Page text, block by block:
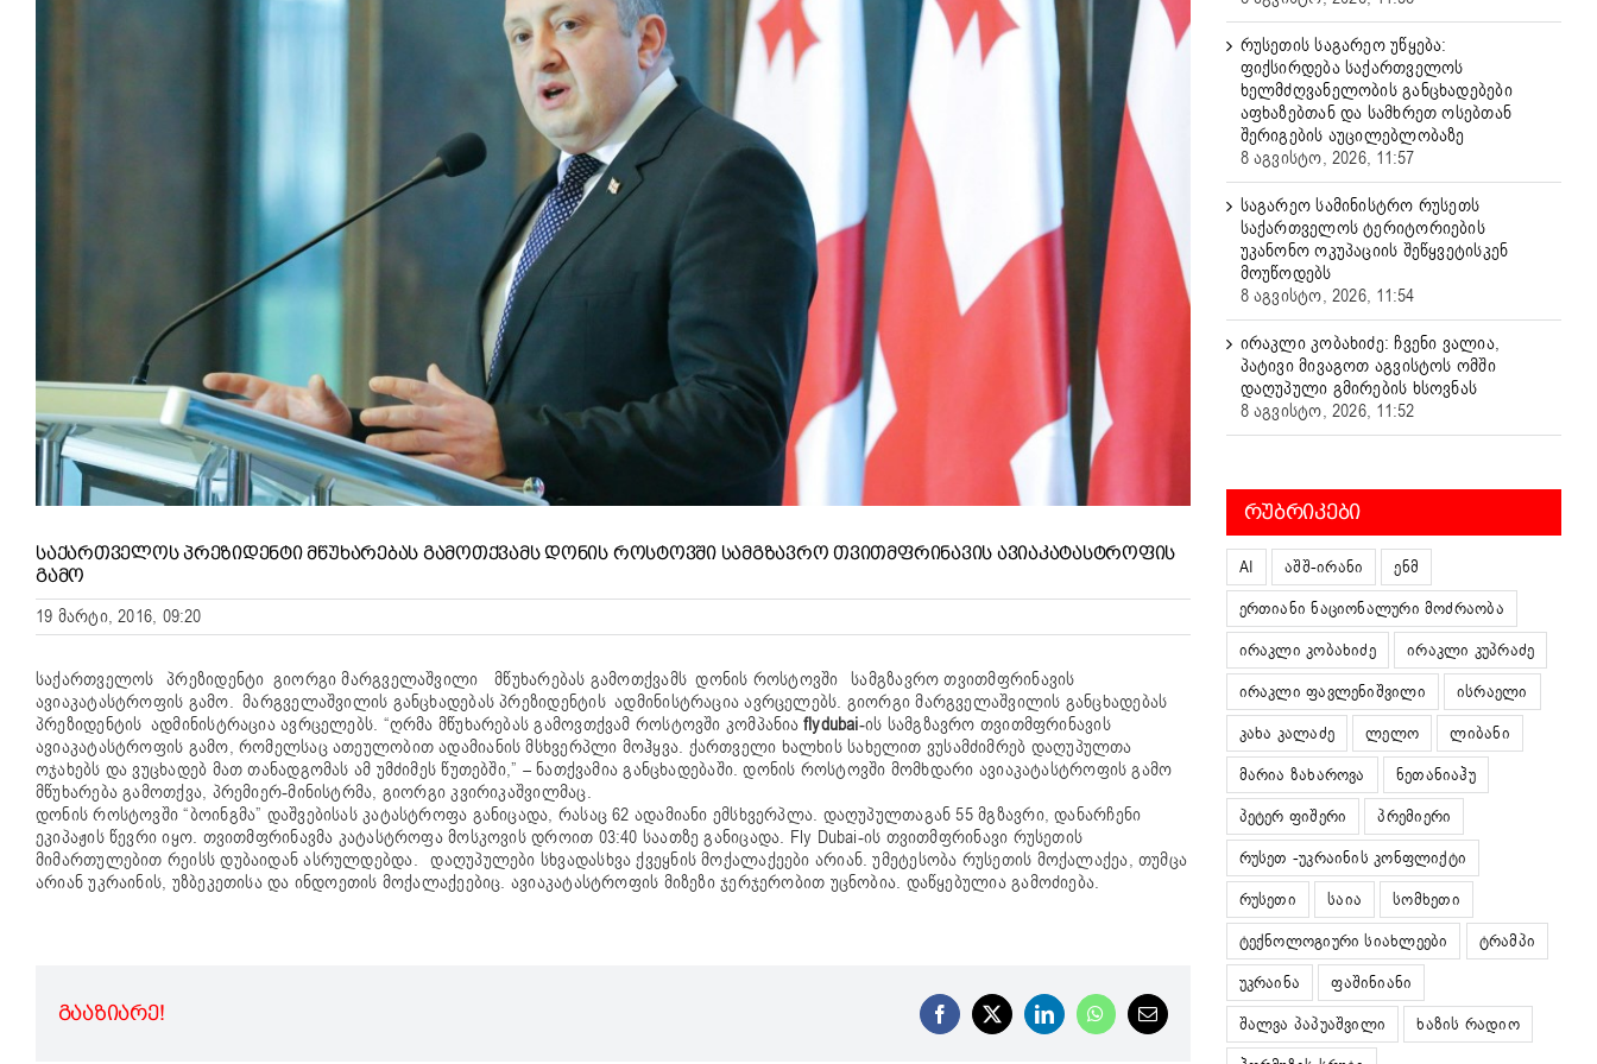
ᲡᲐᲥᲐᲠᲗᲕᲔᲚᲝᲡ ᲞᲠᲔᲖᲘᲓᲔᲜᲢᲘ ᲛᲬᲣᲮᲐᲠᲔᲑᲐᲡ ᲒᲐᲛᲝᲗᲥᲕᲐᲛᲡ ᲓᲝᲜᲘᲡ ᲠᲝᲡᲢᲝᲕᲨᲘ ᲡᲐᲛᲒᲖᲐᲕᲠᲝ ᲗᲕᲘᲗᲛᲤᲠᲘᲜᲐᲕᲘᲡ ᲐᲕᲘᲐᲙᲐᲢᲐᲡᲢᲠᲝᲤᲘᲡ
ᲒᲐᲛᲝ
19 მარტი, 2016, 09:20
საქართველოს პრეზიდენტი გიორგი მარგველაშვილი მწუხარებას გამოთქვამს დონის როსტოვში სამგზავრო თვითმფრინავის
ავიაკატასტროფის გამო. მარგველაშვილის განცხადებას პრეზიდენტის ადმინისტრაცია ავრცელებს. გიორგი მარგველაშვილის განცხადებას
პრეზიდენტის ადმინისტრაცია ავრცელებს. “ღრმა მწუხარებას გამოვთქვამ როსტოვში კომპანია flydubai-ის სამგზავრო თვითმფრინავის
ავიაკატასტროფის გამო, რომელსაც ათეულობით ადამიანის მსხვერპლი მოჰყვა. ქართველი ხალხის სახელით ვუსამძიმრებ დაღუპულთა
ოჯახებს და ვუცხადებ მათ თანადგომას ამ უმძიმეს წუთებში,” – ნათქვამია განცხადებაში. დონის როსტოვში მომხდარი ავიაკატასტროფის გამო
მწუხარება გამოთქვა, პრემიერ-მინისტრმა, გიორგი კვირიკაშვილმაც.
დონის როსტოვში “ბოინგმა” დაშვებისას კატასტროფა განიცადა, რასაც 62 ადამიანი ემსხვერპლა. დაღუპულთაგან 55 მგზავრი, დანარჩენი
ეკიპაჟის წევრი იყო. თვითმფრინავმა კატასტროფა მოსკოვის დროით 03:40 საათზე განიცადა. Fly Dubai-ის თვითმფრინავი რუსეთის
მიმართულებით რეისს დუბაიდან ასრულდებდა. დაღუპულები სხვადასხვა ქვეყნის მოქალაქეები არიან. უმეტესობა რუსეთის მოქალაქეა, თუმცა
არიან უკრაინის, უზბეკეთისა და ინდოეთის მოქალაქეებიც. ავიაკატასტროფის მიზეზი ჯერჯერობით უცნობია. დაწყებულია გამოძიება.
ᲒᲐᲐᲖᲘᲐᲠᲔ! Facebook
X LinkedInWhatsApp
Email
რუსეთის საგარეო უწყება:
ფიქსირდება საქართველოს
ხელმძღვანელობის განცხადებები
აფხაზებთან და სამხრეთ ოსებთან
შერიგების აუცილებლობაზე
8 აგვისტო, 2026, 11:57
საგარეო სამინისტრო რუსეთს
საქართველოს ტერიტორიების
უკანონო ოკუპაციის შეწყვეტისკენ
მოუწოდებს
8 აგვისტო, 2026, 11:54
ირაკლი კობახიძე: ჩვენი ვალია,
პატივი მივაგოთ აგვისტოს ომში
დაღუპული გმირების ხსოვნას
8 აგვისტო, 2026, 11:52
ᲠᲣᲑᲠᲘᲙᲔᲑᲘ
AI აშშ-ირანი
ენმ
ერთიანი ნაციონალური მოძრაობა
ირაკლი კობახიძე
ირაკლი კუპრაძე
ირაკლი ფავლენიშვილი
ისრაელი
კახა კალაძე
ლელო
ლიბანი
მარია ზახაროვა
ნეთანიაჰუ
პეტერ ფიშერი
პრემიერი
რუსეთ -უკრაინის კონფლიქტი
რუსეთი
საია
სომხეთი
ტექნოლოგიური სიახლეები
ტრამპი
უკრაინა
ფაშინიანი
შალვა პაპუაშვილი
ხაზის რადიო